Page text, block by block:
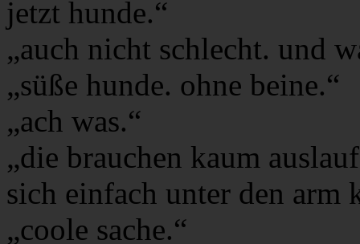
jetzt hunde.“
„auch nicht schlecht. und
„süße hunde. ohne beine.“
„ach was.“
„die brauchen kaum
sich einfach unter den arm
„coole sache.“